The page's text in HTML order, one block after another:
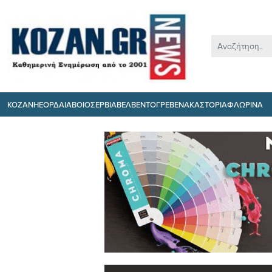
ΚΟΖΑΝΗΕΟΡΔΑΙΑΒΟΙΟΣΕΡΒΙΑΒΕΛΒΕΝΤΟΓΡΕΒΕΝΑΚΑΣΤΟΡΙΑΦΛΩΡΙΝΑ